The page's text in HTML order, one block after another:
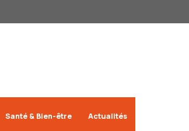
Santé & Bien-être Actualités